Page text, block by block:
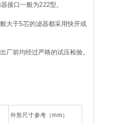
接口一般为222型。
大于5芯的滤器都采用快开或
厂前均经过严格的试压检验。
外形尺寸参考（mm）